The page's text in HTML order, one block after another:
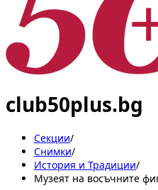
club50plus.bg
Секции/
Снимки/
История и Традиции/
Музеят на восъчните